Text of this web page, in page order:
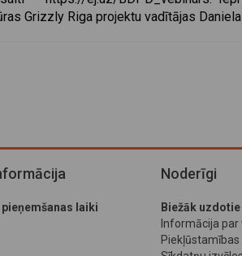
Grizzly Riga projektu vadītājas
laiki
Noderīgi
Biežāk
Informācija par